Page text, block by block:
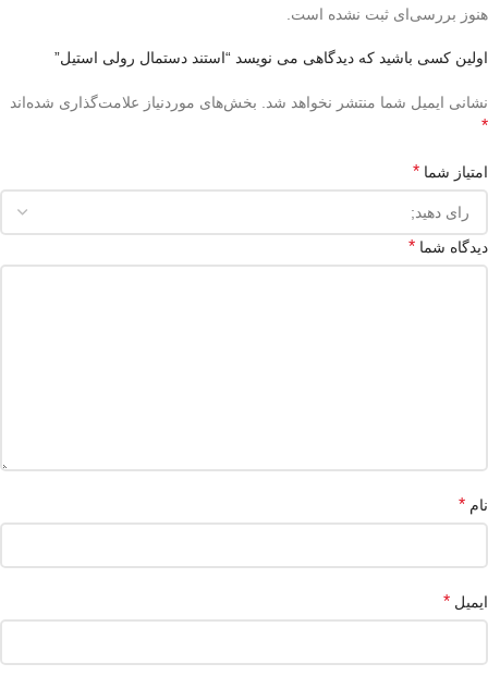
هنوز بررسی‌ای ثبت نشده است.
اولین کسی باشید که دیدگاهی می نویسد “استند دستمال رولی استیل”
نشانی ایمیل شما منتشر نخواهد شد. بخش‌های موردنیاز علامت‌گذاری شده‌اند
*
امتیاز شما *
دیدگاه شما *
نام *
ایمیل *